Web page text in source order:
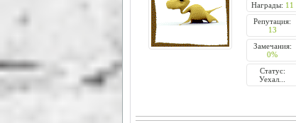
Награды: 11
Репутация:
13
Замечания:
0%
Статус:
Уехал...